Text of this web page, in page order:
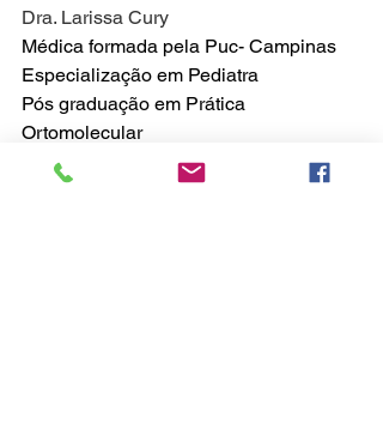
Dra. Larissa Cury
Médica formada pela Puc- Campinas
Especialização em Pediatra
Pós graduação em Prática
Ortomolecular
Mestre em Saúde Coletiva
Docente da Faculdade de Medicina da